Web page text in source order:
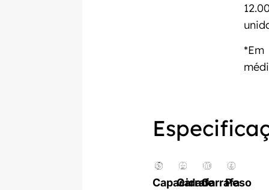
*Em
Capacidade
GarrafaGarrafaPeso